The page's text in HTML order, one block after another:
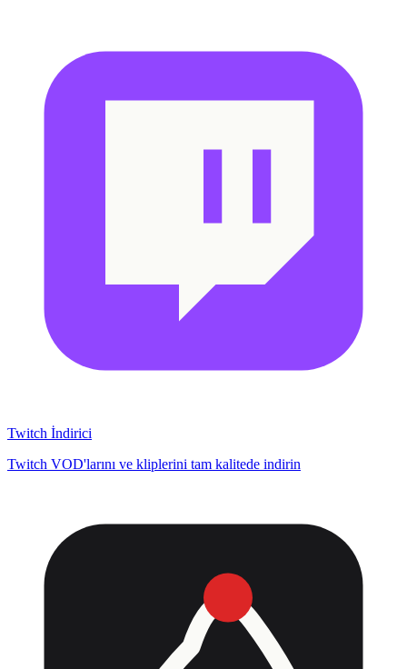
Twitch İndirici
Twitch VOD'larını ve kliplerini tam kalitede indirin